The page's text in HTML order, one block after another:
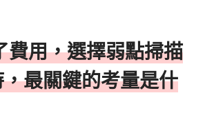
費用，選擇弱點掃描
最關鍵的考量是什